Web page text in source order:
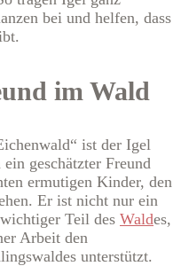
bei und helfen, dass
im Wald
ist der Igel
geschätzter Freund
ermutigen Kinder, den
Er ist nicht nur ein
Teil des Waldes,
Arbeit den
unterstützt.